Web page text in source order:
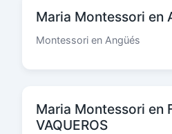
Maria Montessori en
Montessori en Angüés
Maria Montessori en
VAQUEROS